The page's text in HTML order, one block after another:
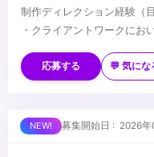
制作ディレクション経験（
・クライアントワークにお
・社内外のクリエイターを
した経験
はなく「企画・進行ディレ
◆動画・Web等の制作会社
門でのディレクター経験者
ネジメント等の経験者
【求める人材像】下記のど
応募する 💬 気に
募集開始日 : 2026年